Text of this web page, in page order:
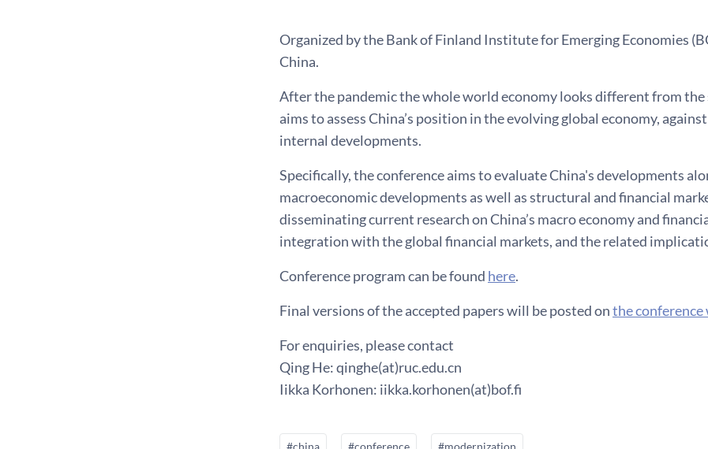
Organized by the Bank of Finland Institute for Emerging Economies
China.
After the pandemic the whole world economy looks different from the
aims to assess China’s position in the evolving global economy,
internal developments.
Specifically, the conference aims to evaluate China's developments
macroeconomic developments as well as structural and financial
disseminating current research on China’s macro economy and
integration with the global financial markets, and the related
Conference program can be found here.
Final versions of the accepted papers will be posted onthe conference
For enquiries, please contact
Qing He: qinghe(at)ruc.edu.cn
Iikka Korhonen: iikka.korhonen(at)bof.fi